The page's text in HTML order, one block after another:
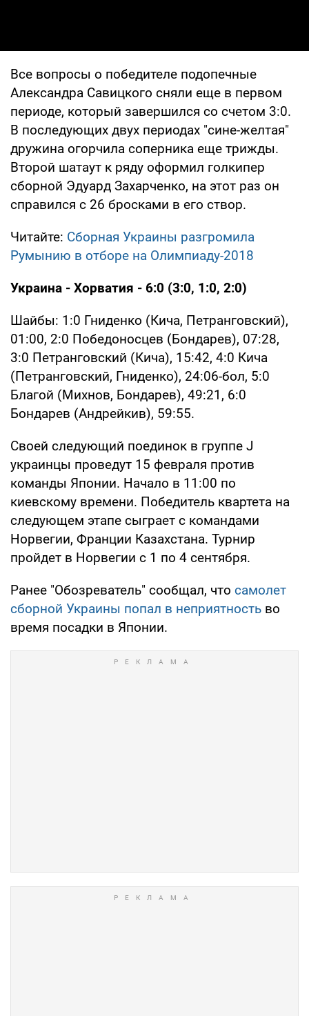
Все вопросы о победителе подопечные
Александра Савицкого сняли еще в первом
периоде, который завершился со счетом 3:0.
В последующих двух периодах "сине-желтая"
дружина огорчила соперника еще трижды.
Второй шатаут к ряду оформил голкипер
сборной Эдуард Захарченко, на этот раз он
справился с 26 бросками в его створ.
Читайте: Сборная Украины разгромила
Румынию в отборе на Олимпиаду-2018
Украина - Хорватия - 6:0 (3:0, 1:0, 2:0)
Шайбы: 1:0 Гниденко (Кича, Петранговский),
01:00, 2:0 Победоносцев (Бондарев), 07:28,
3:0 Петранговский (Кича), 15:42, 4:0 Кича
(Петранговский, Гниденко), 24:06-бол, 5:0
Благой (Михнов, Бондарев), 49:21, 6:0
Бондарев (Андрейкив), 59:55.
Своей следующий поединок в группе J
украинцы проведут 15 февраля против
команды Японии. Начало в 11:00 по
киевскому времени. Победитель квартета на
следующем этапе сыграет с командами
Норвегии, Франции Казахстана. Турнир
пройдет в Норвегии с 1 по 4 сентября.
Ранее "Обозреватель" сообщал, что самолет
сборной Украины попал в неприятность во
время посадки в Японии.